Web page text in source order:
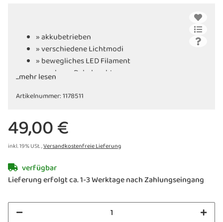
» akkubetrieben
» verschiedene Lichtmodi
» bewegliches LED Filament
» moderne Dekoleuchte
» inkl. Ladekabel
...mehr lesen
Artikelnummer:1178511
49,00 €
inkl. 19% USt. ,Versandkostenfreie Lieferung
verfügbar
Lieferung erfolgt ca. 1-3 Werktage nach Zahlungseingang